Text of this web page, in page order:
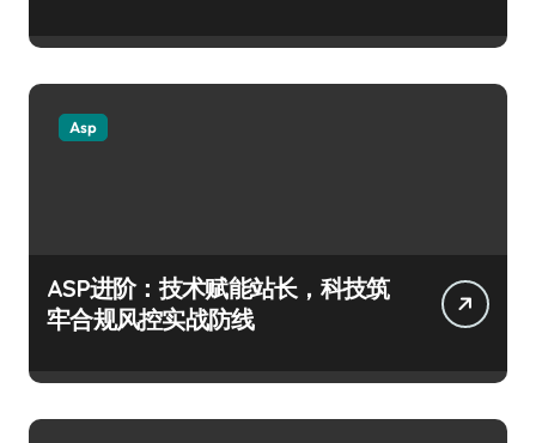
Asp
ASP进阶：技术赋能站长，科技筑
牢合规风控实战防线